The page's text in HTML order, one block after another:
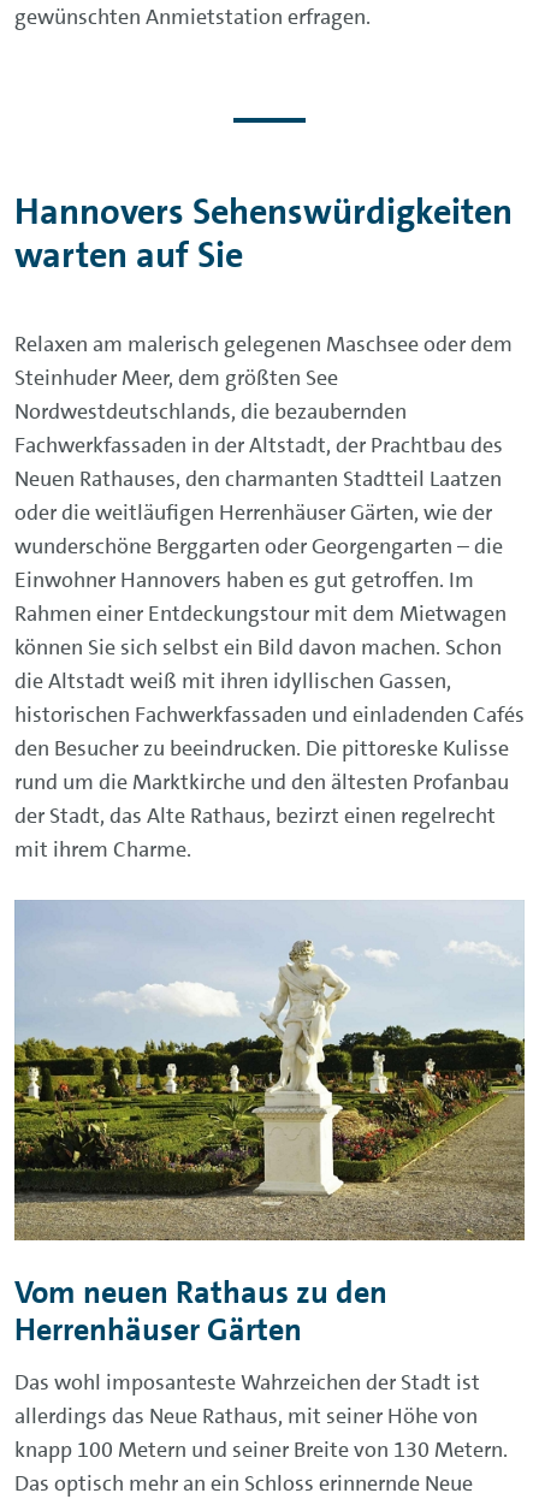
gewünschten Anmietstation erfragen.
Hannovers Sehenswürdigkeiten
warten auf Sie
Relaxen am malerisch gelegenen Maschsee oder dem
Steinhuder Meer, dem größten See
Nordwestdeutschlands, die bezaubernden
Fachwerkfassaden in der Altstadt, der Prachtbau des
Neuen Rathauses, den charmanten Stadtteil Laatzen
oder die weitläufigen Herrenhäuser Gärten, wie der
wunderschöne Berggarten oder Georgengarten – die
Einwohner Hannovers haben es gut getroffen. Im
Rahmen einer Entdeckungstour mit dem Mietwagen
können Sie sich selbst ein Bild davon machen. Schon
die Altstadt weiß mit ihren idyllischen Gassen,
historischen Fachwerkfassaden und einladenden Cafés
den Besucher zu beeindrucken. Die pittoreske Kulisse
rund um die Marktkirche und den ältesten Profanbau
der Stadt, das Alte Rathaus, bezirzt einen regelrecht
mit ihrem Charme.
Vom neuen Rathaus zu den
Herrenhäuser Gärten
Das wohl imposanteste Wahrzeichen der Stadt ist
allerdings das Neue Rathaus, mit seiner Höhe von
knapp 100 Metern und seiner Breite von 130 Metern.
Das optisch mehr an ein Schloss erinnernde Neue